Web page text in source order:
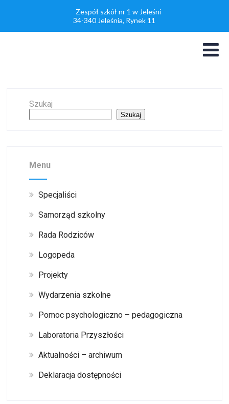
Zespół szkół nr 1 w Jeleśni
34-340 Jeleśnia, Rynek 11
Szukaj
Szukaj
Menu
Specjaliści
Samorząd szkolny
Rada Rodziców
Logopeda
Projekty
Wydarzenia szkolne
Pomoc psychologiczno – pedagogiczna
Laboratoria Przyszłości
Aktualności – archiwum
Deklaracja dostępności